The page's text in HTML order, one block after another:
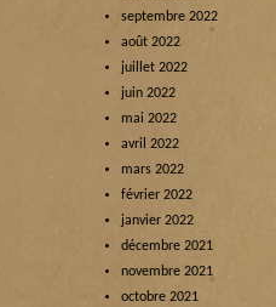
septembre 2022
août 2022
juillet 2022
juin 2022
mai 2022
avril 2022
mars 2022
février 2022
janvier 2022
décembre 2021
novembre 2021
octobre 2021